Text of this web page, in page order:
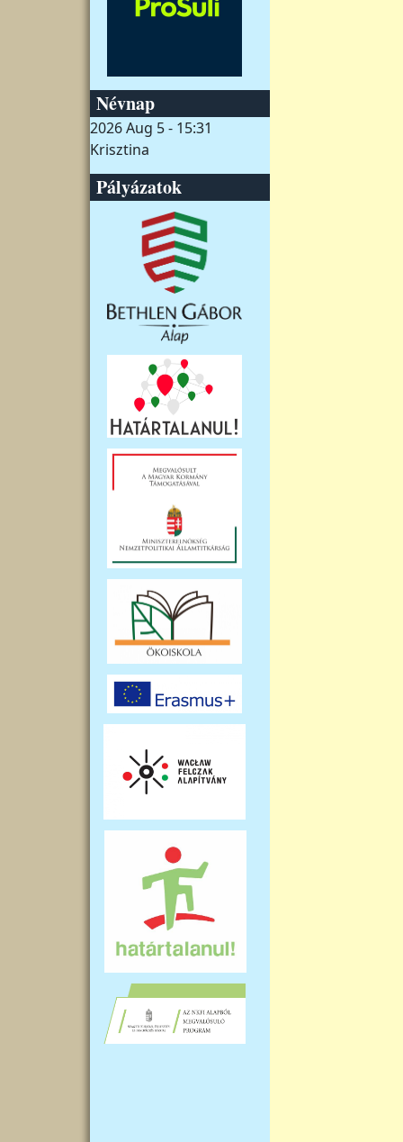
Névnap
2026 Aug 5 - 15:31
Krisztina
Pályázatok